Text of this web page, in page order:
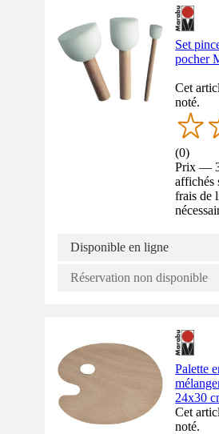
Set
pocher
Cet
noté.
(0)
Prix —
affichés
frais de
Disponible en ligne
Réservation non disponible
Palette
24x30
Cet
noté.